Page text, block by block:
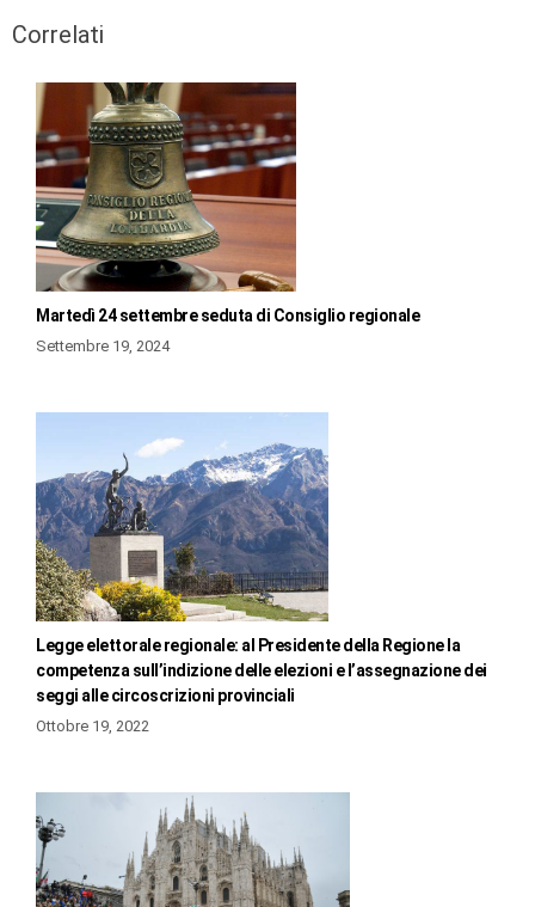
Correlati
Martedì 24 settembre seduta di Consiglio regionale
Settembre 19, 2024
Legge elettorale regionale: al Presidente della Regione la
competenza sull’indizione delle elezioni e l’assegnazione dei
seggi alle circoscrizioni provinciali
Ottobre 19, 2022